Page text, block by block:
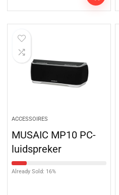
ACCESSOIRES
MUSAIC MP10 PC-
luidspreker
Already Sold: 16%